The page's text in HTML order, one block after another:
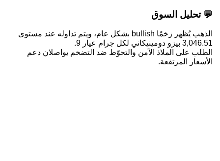
💬 تحليل السوق
الذهب يُظهر زخمًا bullish بشكل عام، ويتم تداوله عند مستوى
3,046.51 بيزو دومينيكاني لكل جرام عيار 9.
الطلب على الملاذ الآمن والتحوّط ضد التضخم يواصلان دعم
الأسعار المرتفعة.